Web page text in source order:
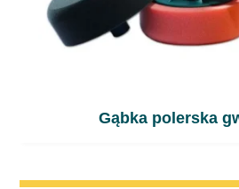
Gąbka polerska